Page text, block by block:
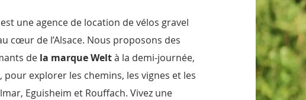
est une agence de location de vélos gravel
cœur de l’Alsace. Nous proposons des
de la marque Weltà la demi-journée,
pour explorer les chemins, les vignes et les
Eguisheim et Rouffach. Vivez une